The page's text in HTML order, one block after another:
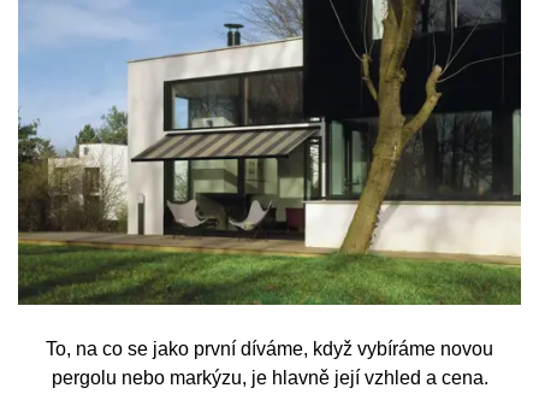
To, na co se jako první díváme, když vybíráme novou
pergolu nebo markýzu, je hlavně její vzhled a cena.